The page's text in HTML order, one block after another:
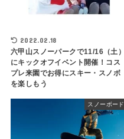
2022.02.18
六甲山スノーパークで11/16（土）
にキックオフイベント開催！コス
プレ来園でお得にスキー・スノボ
を楽しもう
スノーボード